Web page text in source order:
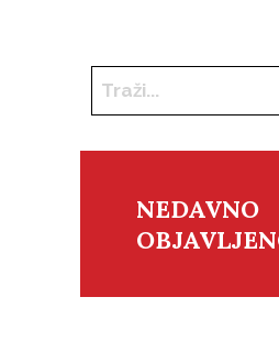
NEDAVNO